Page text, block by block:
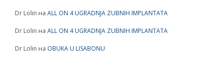
Dr Lolin на ALL ON 4 UGRADNJA ZUBNIH IMPLANTATA
Dr Lolin на ALL ON 4 UGRADNJA ZUBNIH IMPLANTATA
Dr Lolin на OBUKA U LISABONU